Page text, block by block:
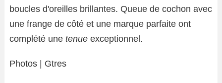
boucles d'oreilles brillantes. Queue de cochon avec
une frange de côté et une marque parfaite ont
complété une tenue exceptionnel.
Photos | Gtres